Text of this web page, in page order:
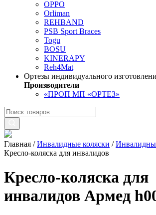
OPPO
Orliman
REHBAND
PSB Sport Braces
Togu
BOSU
KINERAPY
Reh4Mat
Ортезы индивидуального
Производители
«ПРОП МП «ОРТЕЗ»
Главная /Инвалидные коляски /
Кресло-коляска для инвалидов
Кресло-коляска для
инвалидов Армед